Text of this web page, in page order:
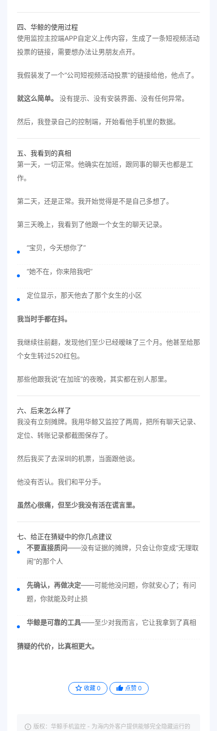
四、华鲸的使用过程
使用监控主控端APP自定义上传内容，生成了一条短视频活动
投票的链接，需要想办法让男朋友点开。
我假装发了一个“公司短视频活动投票”的链接给他，他点了。
就这么简单。 没有提示、没有安装界面、没有任何异常。
然后，我登录自己的控制端，开始看他手机里的数据。
五、我看到的真相
第一天，一切正常。他确实在加班，跟同事的聊天也都是工
作。
第二天，还是正常。我开始觉得是不是自己多想了。
第三天晚上，我看到了他跟一个女生的聊天记录。
“宝贝，今天想你了”
“她不在，你来陪我吧”
定位显示，那天他去了那个女生的小区
我当时手都在抖。
我继续往前翻，发现他们至少已经暧昧了三个月。他甚至给那
个女生转过520红包。
那些他跟我说“在加班”的夜晚，其实都在别人那里。
六、后来怎么样了
我没有立刻摊牌。我用华鲸又监控了两周，把所有聊天记录、
定位、转账记录都截图保存了。
然后我买了去深圳的机票，当面跟他谈。
他没有否认。我们和平分手。
虽然心很痛，但至少我没有活在谎言里。
七、给正在猜疑中的你几点建议
不要直接质问——没有证据的摊牌，只会让你变成“无理取
闹”的那个人
先确认，再做决定——可能他没问题，你就安心了；有问
题，你就能及时止损
华鲸是可靠的工具——至少对我而言，它让我拿到了真相
猜疑的代价，比真相更大。
收藏 0 点赞 0
版权：华鲸手机监控 - 为海内外客户提供能够完全隐藏运行的